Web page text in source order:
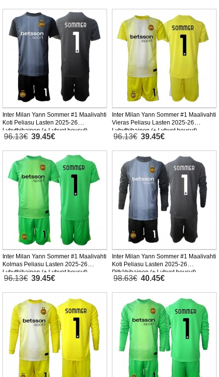
Inter Milan Yann Sommer #1 Maalivahti
Koti Peliasu Lasten 2025-26
Lyhythihainen (+ Lyhyet housut)
96.13€ 39.45€
Inter Milan Yann Sommer #1 Maalivahti
Vieras Peliasu Lasten 2025-26
Lyhythihainen (+ Lyhyet housut)
96.13€ 39.45€
Inter Milan Yann Sommer #1 Maalivahti
Kolmas Peliasu Lasten 2025-26
Lyhythihainen (+ Lyhyet housut)
96.13€ 39.45€
Inter Milan Yann Sommer #1 Maalivahti
Koti Peliasu Lasten 2025-26
Pitkähihainen (+ Lyhyet housut)
98.63€ 40.45€